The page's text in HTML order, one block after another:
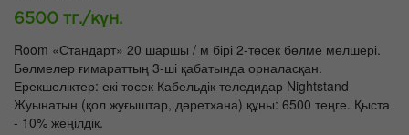
6500 тг./күн.
Room «Стандарт» 20 шаршы / м бірі 2-төсек бөлме мөлшері.
Бөлмелер ғимараттың 3-ші қабатында орналасқан.
Ерекшеліктер: екі төсек Кабельдік теледидар Nightstand
Жуынатын (қол жуғыштар, дәретхана) құны: 6500 теңге. Қыста
- 10% жеңілдік.